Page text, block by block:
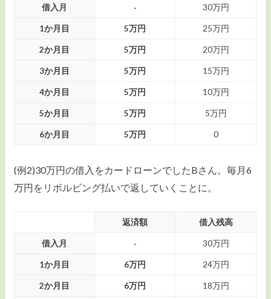
借入月 ‐ 30万円
1か月目 5万円 25万円
2か月目 5万円 20万円
3か月目 5万円 15万円
4か月目 5万円 10万円
5か月目 5万円 5万円
6か月目 5万円 0
(例2)30万円の借入をカードローンでしたBさん。毎月6
万円をリボルビング払いで返していくことに。
返済額 借入残高
借入月 ‐ 30万円
1か月目 6万円 24万円
2か月目 6万円 18万円